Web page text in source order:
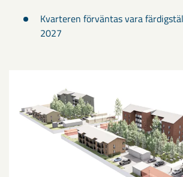
Kvarteren förväntas vara
2027